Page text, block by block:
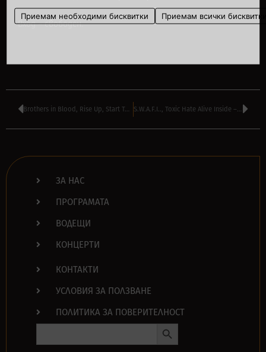
Приемам необходими бисквитки Приемам всички
Вход – свободен.
Brothers in Blood, Rise Up, Start Today – The Club, София S.W.A.F.I.., Toxic Hate Alive Inside – The Club, София
ЗА НАС
ПРОГРАМАТА
ВОДЕЩИ
КОНЦЕРТИ
КОНТАКТИ
УСЛОВИЯ ЗА ПОЛЗВАНЕ
ПОЛИТИКА ЗА ПОВЕРИТЕЛНОСТ
Search Button